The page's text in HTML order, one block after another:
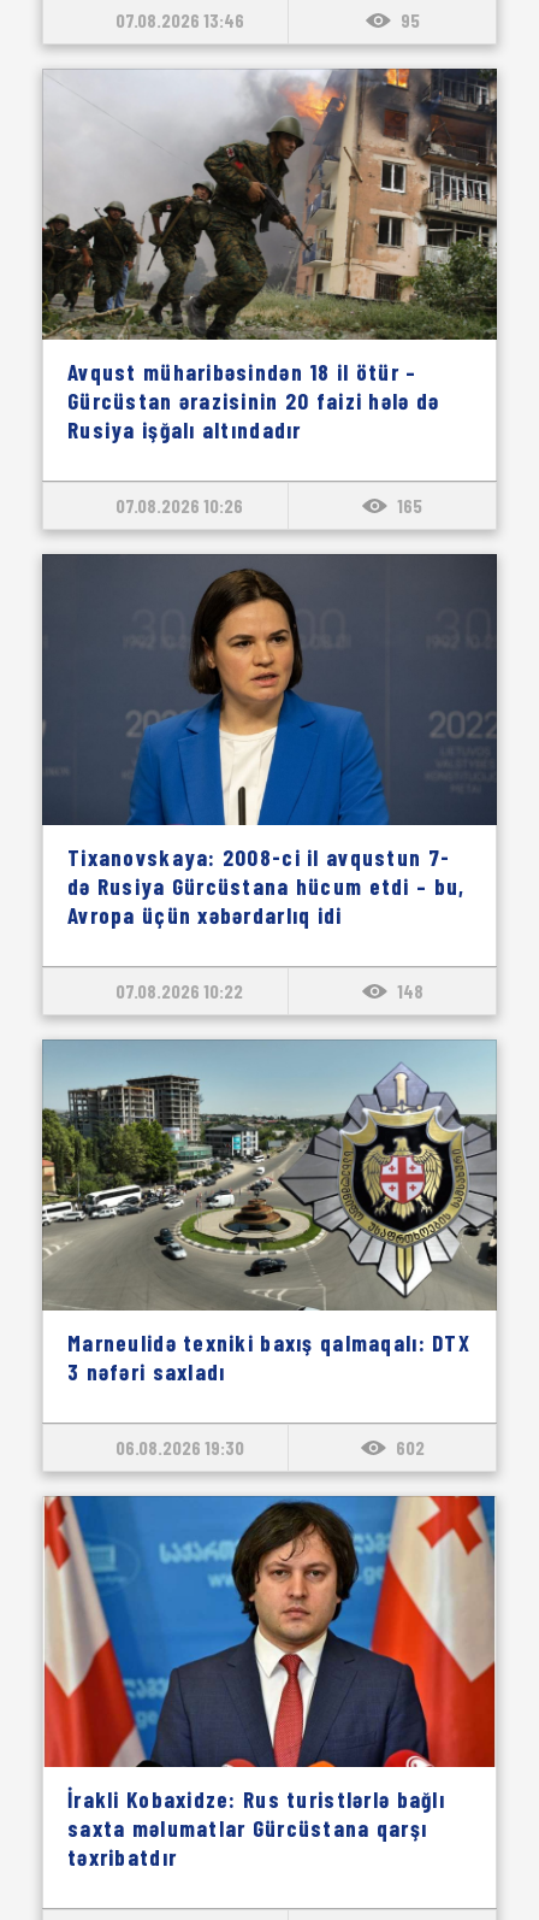
07.08.2026 13:46 95
Avqust müharibəsindən 18 il ötür –
Gürcüstan ərazisinin 20 faizi hələ də
Rusiya işğalı altındadır
07.08.2026 10:26 165
Tixanovskaya: 2008-ci il avqustun 7-
də Rusiya Gürcüstana hücum etdi – bu,
Avropa üçün xəbərdarlıq idi
07.08.2026 10:22 148
Marneulidə texniki baxış qalmaqalı: DTX
3 nəfəri saxladı
06.08.2026 19:30 602
İrakli Kobaxidze: Rus turistlərlə bağlı
saxta məlumatlar Gürcüstana qarşı
təxribatdır